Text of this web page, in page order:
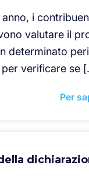
anno, i
valutare il
determinato
verificare se
Per